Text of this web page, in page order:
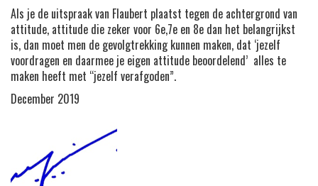
Als je de uitspraak van Flaubert plaatst tegen de achtergrond van
attitude, attitude die zeker voor 6e,7e en 8e dan het belangrijkst
is, dan moet men de gevolgtrekking kunnen maken, dat ‘jezelf
voordragen en daarmee je eigen attitude beoordelend’ alles te
maken heeft met “jezelf verafgoden”.
December 2019